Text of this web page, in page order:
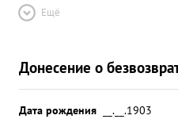
Ещё
Донесение о
Дата рождения
__.__.1903